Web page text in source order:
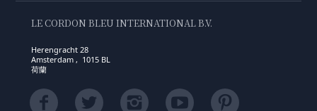
LE CORDON BLEU INTERNATIONAL B.V.
Herengracht 28
Amsterdam , 1015 BL
荷蘭